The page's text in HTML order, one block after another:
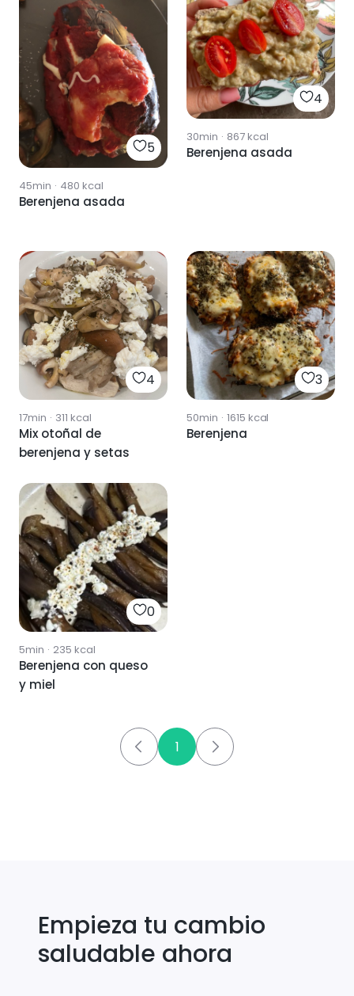
5
45min · 480 kcal
Berenjena asada
4
30min · 867kcal
Berenjena asada
4
17min · 311 kcal
Mix otoñal de
berenjena y setas
3
50min · 1615 kcal
Berenjena
0
5min · 235 kcal
Berenjena con queso
y miel
1
Empieza tu cambio
saludable ahora